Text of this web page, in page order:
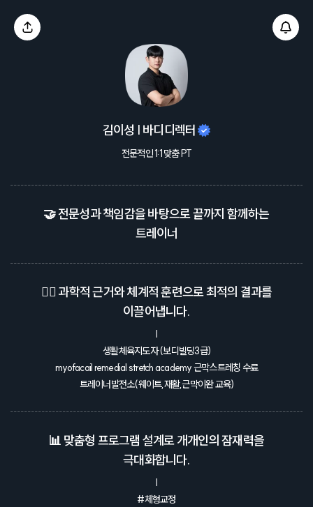
김이성 | 바디디렉터
전문적인 1:1 맞춤 PT
🤝 전문성과 책임감을 바탕으로 끝까지 함께하는
트레이너
🏋️‍♂️ 과학적 근거와 체계적 훈련으로 최적의 결과를
이끌어냅니다.
생활체육지도자 (보디빌딩3급)
myofacail remedial stretch academy 근막스트레칭 수료
트레이너발전소(웨이트,재활,근막이완 교육)
📊 맞춤형 프로그램 설계로 개개인의 잠재력을
극대화합니다.
#체형교정